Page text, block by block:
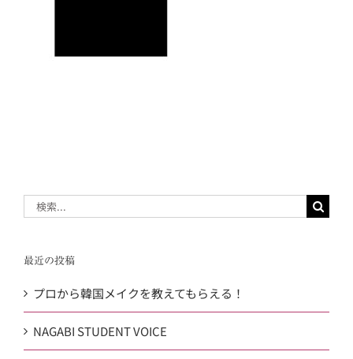
最近の投稿
プロから韓国メイクを教えてもらえる！
NAGABI STUDENT VOICE